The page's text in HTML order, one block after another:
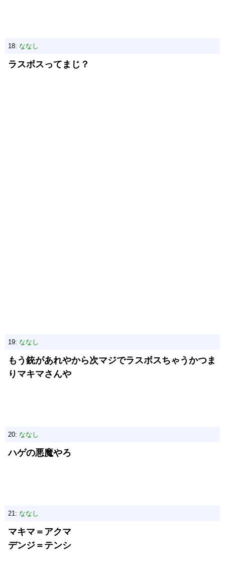
18: ななし
ラスボスってまじ？
19: ななし
もう銃があれやから次マジでラスボスちゃうかつま
りマキマさんや
20: ななし
ハゲの悪魔やろ
21: ななし
マキマ＝アクマ
デンジ＝テンシ